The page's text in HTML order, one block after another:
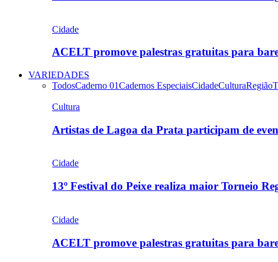
Cidade
ACELT promove palestras gratuitas para
VARIEDADES
TodosCaderno 01Cadernos EspeciaisCidadeCulturaRegião
Cultura
Artistas de Lagoa da Prata participam de
Cidade
13º Festival do Peixe realiza maior Torneio
Cidade
ACELT promove palestras gratuitas para